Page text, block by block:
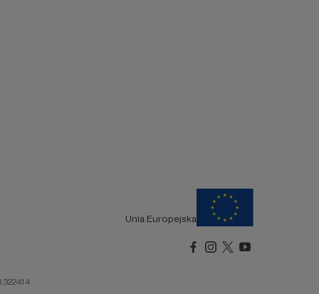
Unia Europejska